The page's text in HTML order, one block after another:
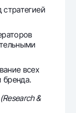
стратегией
всех
&